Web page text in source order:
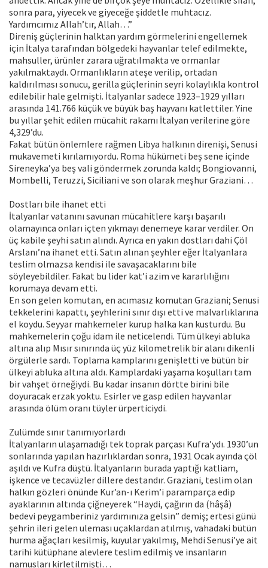
sonra para, yiyecek ve giyeceğe şiddetle muhtacız.
Yardımcımız Allah’tır, Allah…”
Direniş güçlerinin halktan yardım görmelerini engellemek
için İtalya tarafından bölgedeki hayvanlar telef edilmekte,
mahsuller, ürünler zarara uğratılmakta ve ormanlar
yakılmaktaydı. Ormanlıkların ateşe verilip, ortadan
kaldırılması sonucu, gerilla güçlerinin seyri kolaylıkla kontrol
edilebilir hale gelmişti. İtalyanlar sadece 1923–1929 yılları
arasında 141.766 küçük ve büyük baş hayvanı katlettiler. Yine
bu yıllar şehit edilen mücahit rakamı İtalyan verilerine göre
4,329’du.
Fakat bütün önlemlere rağmen Libya halkının direnişi, Senusi
mukavemeti kırılamıyordu. Roma hükümeti beş sene içinde
Sireneyka’ya beş vali göndermek zorunda kaldı; Bongiovanni,
Mombelli, Teruzzi, Siciliani ve son olarak meşhur Graziani…
Dostları bile ihanet etti
İtalyanlar vatanını savunan mücahitlere karşı başarılı
olamayınca onları içten yıkmayı denemeye karar verdiler. On
üç kabile şeyhi satın alındı. Ayrıca en yakın dostları dahi Çöl
Arslanı’na ihanet etti. Satın alınan şeyhler eğer İtalyanlara
teslim olmazsa kendisi ile savaşacaklarını bile
söyleyebildiler. Fakat bu lider kat’i azim ve kararlılığını
korumaya devam etti.
En son gelen komutan, en acımasız komutan Graziani; Senusi
tekkelerini kapattı, şeyhlerini sınır dışı etti ve malvarlıklarına
el koydu. Seyyar mahkemeler kurup halka kan kusturdu. Bu
mahkemelerin çoğu idam ile neticelendi. Tüm ülkeyi abluka
altına alıp Mısır sınırında üç yüz kilometrelik bir alanı dikenli
örgülerle sardı. Toplama kamplarını genişletti ve bütün bir
ülkeyi abluka altına aldı. Kamplardaki yaşama koşulları tam
bir vahşet örneğiydi. Bu kadar insanın dörtte birini bile
doyuracak erzak yoktu. Esirler ve gasp edilen hayvanlar
arasında ölüm oranı tüyler ürperticiydi.
Zulümde sınır tanımıyorlardı
İtalyanların ulaşamadığı tek toprak parçası Kufra’ydı. 1930’un
sonlarında yapılan hazırlıklardan sonra, 1931 Ocak ayında çöl
aşıldı ve Kufra düştü. İtalyanların burada yaptığı katliam,
işkence ve tecavüzler dillere destandır. Graziani, teslim olan
halkın gözleri önünde Kur’an-ı Kerim’i paramparça edip
ayaklarının altında çiğneyerek “Haydi, çağırın da (hâşâ)
bedevi peygamberiniz yardımınıza gelsin” demiş; ertesi günü
şehrin ileri gelen uleması uçaklardan atılmış, vahadaki bütün
hurma ağaçları kesilmiş, kuyular yakılmış, Mehdi Senusi’ye ait
tarihi kütüphane alevlere teslim edilmiş ve insanların
namusları kirletilmişti…